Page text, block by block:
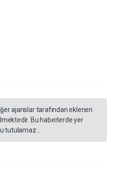
ajanslar tarafından eklenen
Bu haberlerde yer
tutulamaz...